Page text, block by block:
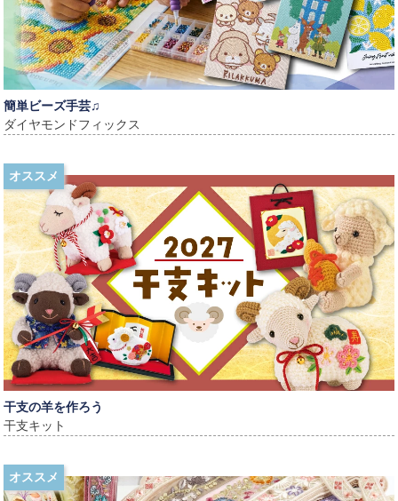
簡単ビーズ手芸♫
ダイヤモンドフィックス
オススメ
干支の羊を作ろう
干支キット
オススメ